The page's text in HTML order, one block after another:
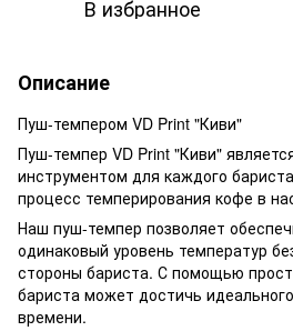
В избранное
Описание
Пуш-темпером VD Print "Киви"
Пуш-темпер VD Print "Киви"
инструментом для каждого
процесс темперирования кофе в
Наш пуш-темпер позволяет
одинаковый уровень температур
стороны бариста. С помощью
бариста может достичь
времени.